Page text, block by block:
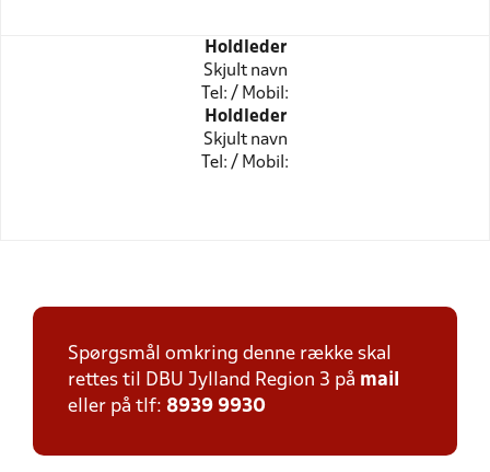
Holdleder
Skjult navn
Tel: / Mobil:
Holdleder
Skjult navn
Tel: / Mobil:
Spørgsmål omkring denne række skal
rettes til DBU Jylland Region 3 på mail
eller på tlf: 8939 9930